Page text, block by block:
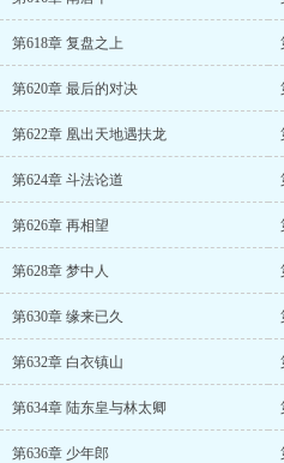
第618章 复盘之上
第620章 最后的对决
第622章 凰出天地遇扶龙
第624章 斗法论道
第626章 再相望
第628章 梦中人
第630章 缘来已久
第632章 白衣镇山
第634章 陆东皇与林太卿
第636章 少年郎